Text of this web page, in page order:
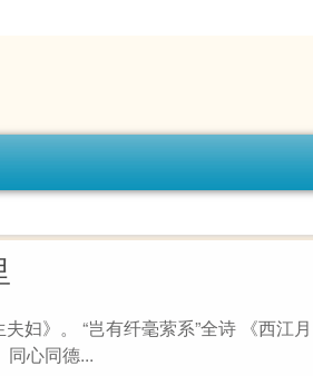
妇》。 “岂有纤毫萦系”全诗 《西江
同心同德...